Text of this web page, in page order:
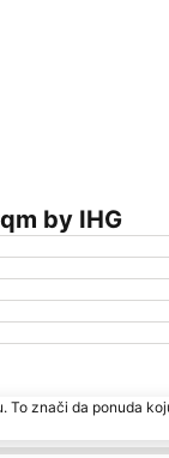
by IHG
znači da ponuda